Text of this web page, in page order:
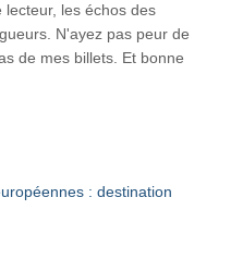
les échos des
N'ayez pas peur de
de mes billets. Et bonne
: destination